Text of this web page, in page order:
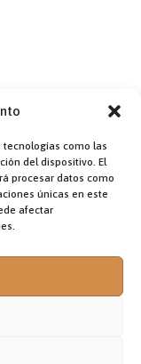
como las
del dispositivo. El
procesar datos como
únicas en este
afectar
de Perú
Perú